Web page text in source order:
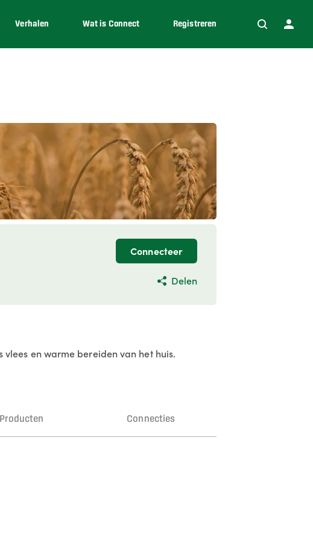
Verhalen Wat is Connect Registreren
Connecteer
Delen
en warme bereiden van het huis.
Producten Connecties